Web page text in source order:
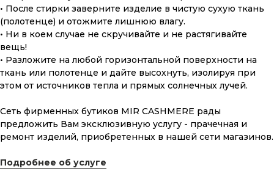
• После стирки заверните изделие в чистую сухую ткань
(полотенце) и отожмите лишнюю влагу.
• Ни в коем случае не скручивайте и не растягивайте
вещь!
• Разложите на любой горизонтальной поверхности на
ткань или полотенце и дайте высохнуть, изолируя при
этом от источников тепла и прямых солнечных лучей.
Сеть фирменных бутиков MIR CASHMERE рады
предложить Вам эксклюзивную услугу - прачечная и
ремонт изделий, приобретенных в нашей сети магазинов.
Подробнее об услуге
ПОДАРОЧНАЯ КАРТА
сделанного с любовью, теплом